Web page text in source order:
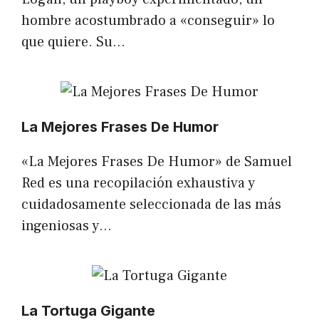
hombre acostumbrado a «conseguir» lo
que quiere. Su…
La Mejores Frases De Humor
«La Mejores Frases De Humor» de Samuel
Red es una recopilación exhaustiva y
cuidadosamente seleccionada de las más
ingeniosas y…
La Tortuga Gigante